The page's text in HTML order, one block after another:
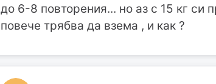
до 6-8 повторения... но аз с 15 кг си
повече трябва да взема , и как ?